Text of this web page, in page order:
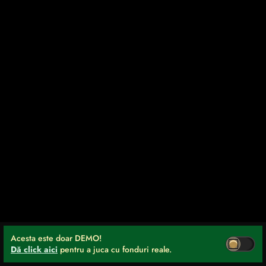
Acesta este doar DEMO!
Dă click aici pentru a juca cu fonduri reale.